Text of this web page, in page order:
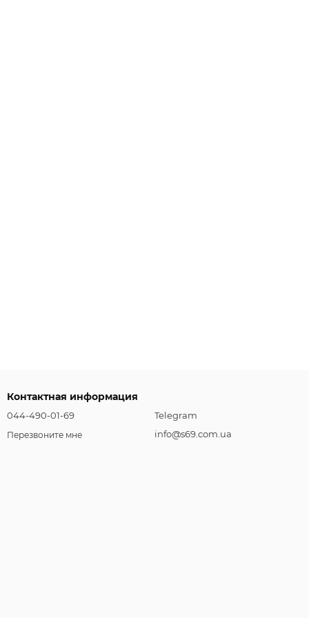
Контактная информация
044-490-01-69
Перезвоните мне
Telegram
info@s69.com.ua